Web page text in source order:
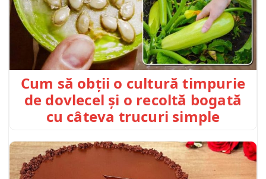
Cum să obții o cultură timpurie
de dovlecel și o recoltă bogată
cu câteva trucuri simple